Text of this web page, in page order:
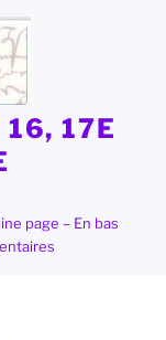
16, 17E
page – En bas